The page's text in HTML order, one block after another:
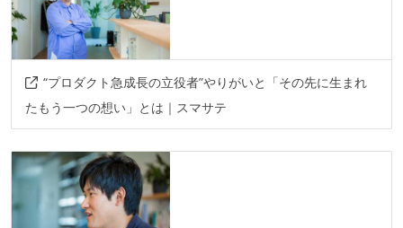
“プロダクト急成長の立役者”やりがいと「その先に生まれ
たもう一つの想い」とは｜スマサテ